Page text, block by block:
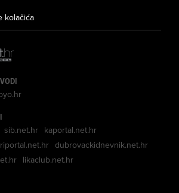
kolačića
sib.net.hr kaportal.net.hr
riportal.net.hr dubrovackidnevnik.net.hr
likaclub.net.hr